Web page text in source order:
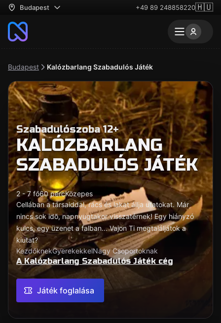
Budapest +49 89 248858220🇭🇺
Budapest Kalózbarlang Szabadulós Játék
Szabadulószoba 12+
KALÓZBARLANG
SZABADULÓS JÁTÉK
2 - 7 fő60 percKözepes
Cellában a társaiddal, rács és lakat állja utatokat. Már
nincs sok idõ, napnyugtakor visszatérnek! Egy hiányzó
kulcs, egy üzenet a falban... Vajon Ti megtaláljátok a
kiutat?
KezdőknekGyerekekkelNagy Csoportoknak
A Kalózbarlang Szabadulós Játék cég
Játék foglalása